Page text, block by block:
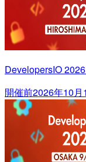
DevelopersIO
開催前2026年10月